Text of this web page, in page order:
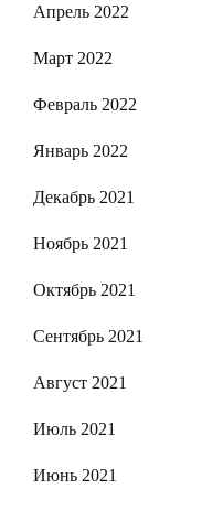
Апрель 2022
Март 2022
Февраль 2022
Январь 2022
Декабрь 2021
Ноябрь 2021
Октябрь 2021
Сентябрь 2021
Август 2021
Июль 2021
Июнь 2021